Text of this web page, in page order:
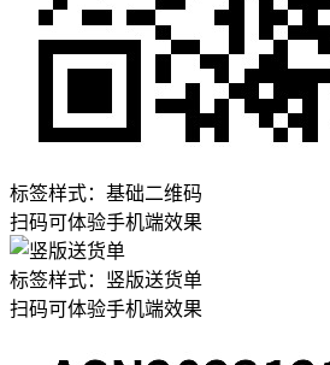
标签样式： 基础二维码
扫码可体验手机端效果
标签样式： 竖版送货单
扫码可体验手机端效果